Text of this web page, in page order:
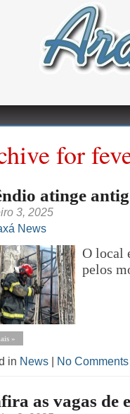
for
atinge
3, 2025
News
O local
pelos
»
in News No
as vagas de